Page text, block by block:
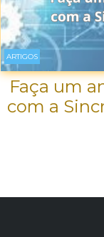
ARTIGOS
Faça um
com a